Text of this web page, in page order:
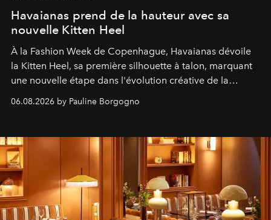
Havaianas prend de la hauteur avec sa
nouvelle Kitten Heel
À la Fashion Week de Copenhague, Havaianas dévoile
la Kitten Heel, sa première silhouette à talon, marquant
une nouvelle étape dans l'évolution créative de la
06.08.2026 by Pauline Borgogno